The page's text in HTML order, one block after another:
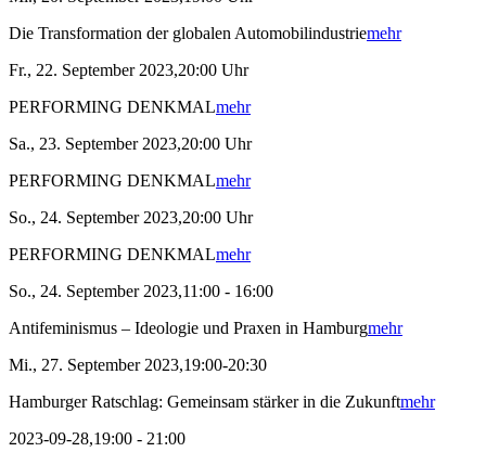
Die Transformation der globalen Automobilindustriemehr
Fr., 22. September 2023,20:00 Uhr
PERFORMING DENKMALmehr
Sa., 23. September 2023,20:00 Uhr
PERFORMING DENKMALmehr
So., 24. September 2023,20:00 Uhr
PERFORMING DENKMALmehr
So., 24. September 2023,11:00 - 16:00
Antifeminismus – Ideologie und Praxen in Hamburgmehr
Mi., 27. September 2023,19:00-20:30
Hamburger Ratschlag: Gemeinsam stärker in die Zukunftmehr
2023-09-28,19:00 - 21:00